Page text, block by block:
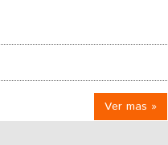
Ver mas »